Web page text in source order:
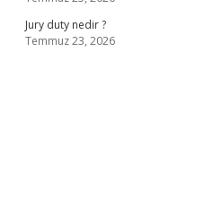
Jury duty nedir ?
Temmuz 23, 2026